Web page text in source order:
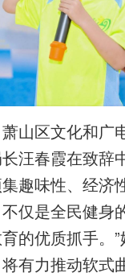
区文化和广
汪春霞在致辞
趣味性、经济
仅是全民健身
的优质抓手。
有力推动软式